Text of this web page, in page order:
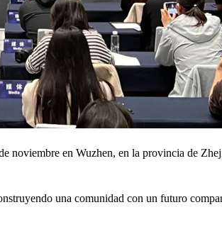
en Wuzhen, en la provincia de
una comunidad con un futuro